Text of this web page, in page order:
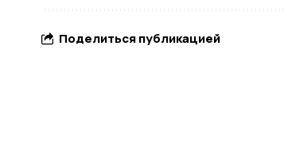
Поделиться публикацией